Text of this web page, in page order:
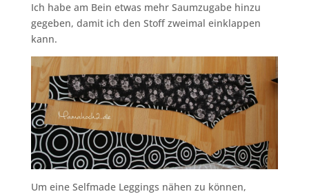
Ich habe am Bein etwas mehr Saumzugabe hinzu
gegeben, damit ich den Stoff zweimal einklappen
kann.
Um eine Selfmade Leggings nähen zu können,